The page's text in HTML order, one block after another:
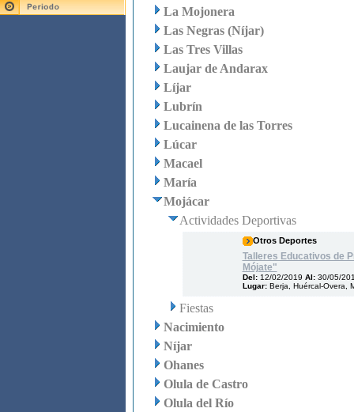
La Mojonera
Las Negras (Níjar)
Las Tres Villas
Laujar de Andarax
Líjar
Lubrín
Lucainena de las Torres
Lúcar
Macael
María
Mojácar
Actividades Deportivas
Otros Deportes
Talleres Educativos de
Mójate"
Del: 12/02/2019 Al: 30/05/
Lugar: Berja, Huércal-Overa,
Fiestas
Nacimiento
Níjar
Ohanes
Olula de Castro
Olula del Río